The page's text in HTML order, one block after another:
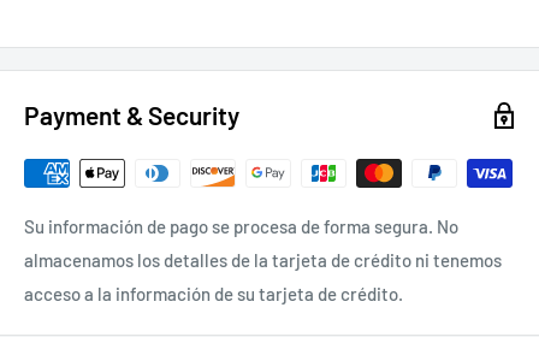
Payment & Security
Su información de pago se procesa de forma segura. No
almacenamos los detalles de la tarjeta de crédito ni tenemos
acceso a la información de su tarjeta de crédito.